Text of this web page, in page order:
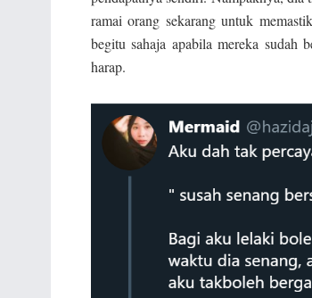
ramai orang sekarang untuk
begitu sahaja apabila mereka sudah
harap.